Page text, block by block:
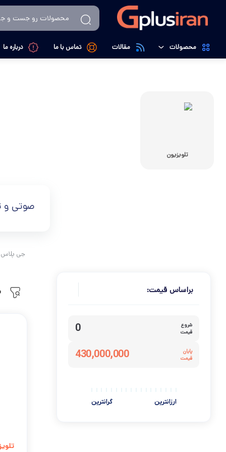
محصولات
لوازم خانگی
مقالات تماس با ما درباره ما
تلویزیون
صوتی و
براساس قیمت:
شروع
قیمت
0
پایان
قیمت
430,000,000
ارزانترین گرانترین
جی پلاس